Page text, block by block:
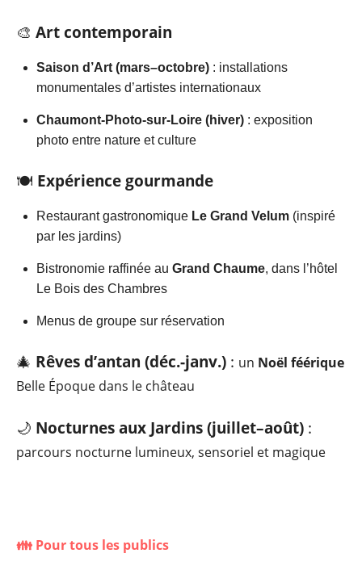
🎨 Art contemporain
Saison d’Art (mars–octobre) : installations
monumentales d’artistes internationaux
Chaumont-Photo-sur-Loire (hiver) : exposition
photo entre nature et culture
🍽️ Expérience gourmande
Restaurant gastronomique Le Grand Velum (inspiré
par les jardins)
Bistronomie raffinée au Grand Chaume, dans l’hôtel
Le Bois des Chambres
Menus de groupe sur réservation
🎄 Rêves d’antan (déc.-janv.) : un Noël féérique
Belle Époque dans le château
🌙 Nocturnes aux Jardins (juillet–août) :
parcours nocturne lumineux, sensoriel et magique
👪 Pour tous les publics